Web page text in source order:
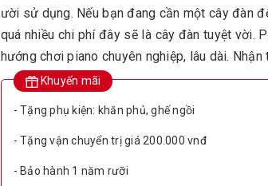
ười sử dụng. Nếu bạn đang cần một cây đàn
quá nhiều chi phí đây sẽ là cây đàn tuyệt vời.
hướng chơi piano chuyên nghiệp, lâu dài.
Khuyến mãi
- Tặng phụ kiện: khăn phủ, ghế ngồi
- Tặng vận chuyển trị giá 200.000 vnđ
- Bảo hành 1 năm rưỡi